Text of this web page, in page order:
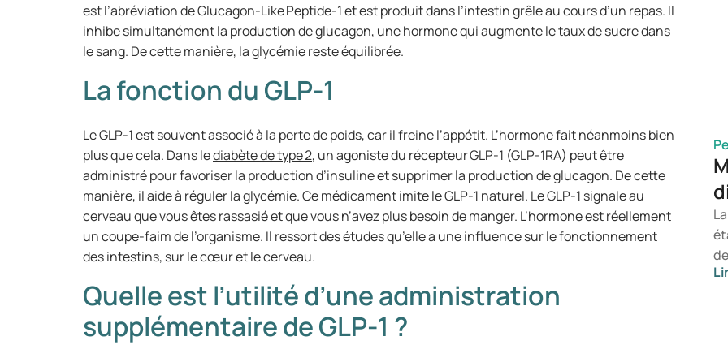
est l’abréviation de Glucagon-Like Peptide-1 et est produit dans l’intestin grêle au cours d’un repas. Il
inhibe simultanément la production de glucagon, une hormone qui augmente le taux de sucre dans
le sang. De cette manière, la glycémie reste équilibrée.
La fonction du GLP-1
Le GLP-1 est souvent associé à la perte de poids, car il freine l’appétit. L’hormone fait néanmoins bien
plus que cela. Dans lediabète de type 2, un agoniste du récepteur GLP-1 (GLP-1RA) peut être
administré pour favoriser la production d’insuline et supprimer la production de glucagon. De cette
manière, il aide à réguler la glycémie. Ce médicament imite le GLP-1 naturel. Le GLP-1 signale au
cerveau que vous êtes rassasié et que vous n’avez plus besoin de manger. L’hormone est réellement
un coupe-faim de l’organisme. Il ressort des études qu’elle a une influence sur le fonctionnement
des intestins, sur le cœur et le cerveau.
Quelle est l’utilité d’une administration
supplémentaire de GLP-1 ?